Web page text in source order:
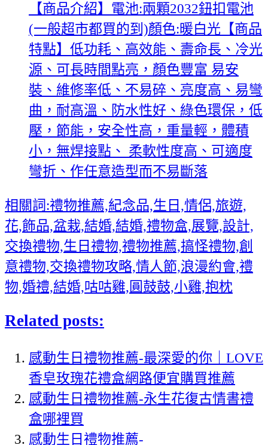
【商品介紹】電池:兩顆2032鈕扣電池
(一般超市都買的到)顏色:暖白光【商品
特點】低功耗、高效能、壽命長、冷光
源、可長時間點亮，顏色豐富 易安
裝、維修率低、不易碎、亮度高、易彎
曲，耐高溫、防水性好、綠色環保，低
壓，節能，安全性高，重量輕，體積
小，無焊接點、 柔軟性度高、可適度
彎折、作任意造型而不易斷落
相關詞:禮物推薦,紀念品,生日,情侶,旅遊,
花,飾品,盆栽,結婚,結婚,禮物盒,展覽,設計,
交換禮物,生日禮物,禮物推薦,搞怪禮物,創
意禮物,交換禮物攻略,情人節,浪漫約會,禮
物,婚禮,結婚,咕咕雞,圓鼓鼓,小雞,抱枕
Related posts:
感動生日禮物推薦-最深愛的你｜LOVE
香皂玫瑰花禮盒網路便宜購買推薦
感動生日禮物推薦-永生花復古情書禮
盒哪裡買
感動生日禮物推薦-